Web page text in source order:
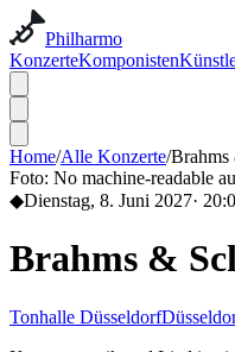
Philharmo
KonzerteKomponisten
Home/Alle Konzerte/Brahms
Foto: No machine-readable
◆Dienstag, 8. Juni 2027·
Brahms &
Tonhalle Düsseldorf